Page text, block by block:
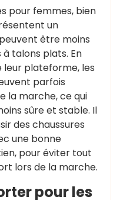
pour femmes, bien
un
être moins
talons plats. En
leur plateforme, les
parfois
la marche, ce qui
sûre et stable. Il
des chaussures
une bonne
pour éviter tout
lors de la marche.
pour les